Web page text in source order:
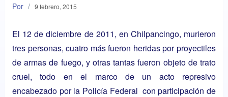
Por / 9 febrero, 2015
El 12 de diciembre de 2011, en Chilpancingo, murieron
tres personas, cuatro más fueron heridas por proyectiles
de armas de fuego, y otras tantas fueron objeto de trato
cruel, todo en el marco de un acto represivo
encabezado por la Policía Federal con participación de